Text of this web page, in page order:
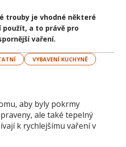
trouby je vhodné některé
a to právě pro
vaření.
VYBAVENÍ KUCHYNĚ
aby byly pokrmy
ale také tepelný
k rychlejšímu vaření v